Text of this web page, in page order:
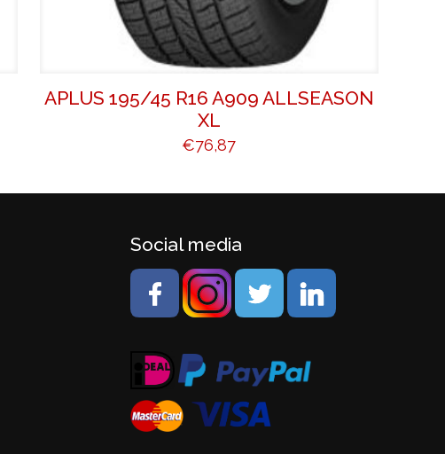
APLUS 195/45 R16 A909 ALLSEASON
XL
€76,87
Social media